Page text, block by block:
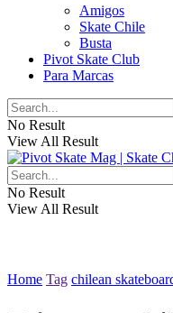
Amigos
Skate Chile
Busta
Pivot Skate Club
Para Marcas
No Result
View All Result
No Result
View All Result
Home Tag chilean